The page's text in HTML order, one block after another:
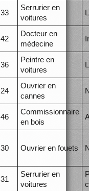
33
Serrurier en
voitures
42
Docteur en
médecine
36
Peintre en
voitures
24
Ouvrier en
cannes
46
Commissionnaire
en bois
30 Ouvrier en fouets
31
Serrurier en
voitures